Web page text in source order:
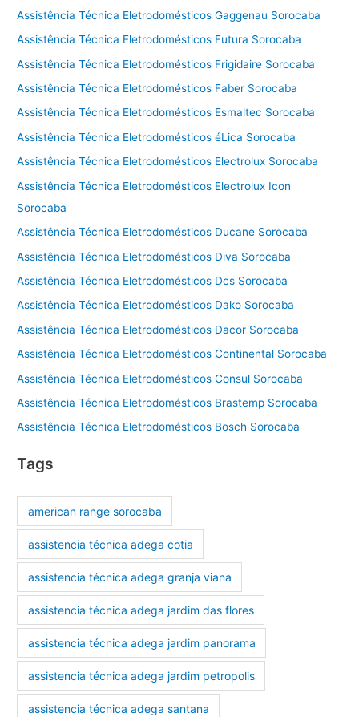
Assistência Técnica Eletrodomésticos Gaggenau Sorocaba
Assistência Técnica Eletrodomésticos Futura Sorocaba
Assistência Técnica Eletrodomésticos Frigidaire Sorocaba
Assistência Técnica Eletrodomésticos Faber Sorocaba
Assistência Técnica Eletrodomésticos Esmaltec Sorocaba
Assistência Técnica Eletrodomésticos éLica Sorocaba
Assistência Técnica Eletrodomésticos Electrolux Sorocaba
Assistência Técnica Eletrodomésticos Electrolux Icon
Sorocaba
Assistência Técnica Eletrodomésticos Ducane Sorocaba
Assistência Técnica Eletrodomésticos Diva Sorocaba
Assistência Técnica Eletrodomésticos Dcs Sorocaba
Assistência Técnica Eletrodomésticos Dako Sorocaba
Assistência Técnica Eletrodomésticos Dacor Sorocaba
Assistência Técnica Eletrodomésticos Continental Sorocaba
Assistência Técnica Eletrodomésticos Consul Sorocaba
Assistência Técnica Eletrodomésticos Brastemp Sorocaba
Assistência Técnica Eletrodomésticos Bosch Sorocaba
Tags
american range sorocaba
assistencia técnica adega cotia
assistencia técnica adega granja viana
assistencia técnica adega jardim das flores
assistencia técnica adega jardim panorama
assistencia técnica adega jardim petropolis
assistencia técnica adega santana